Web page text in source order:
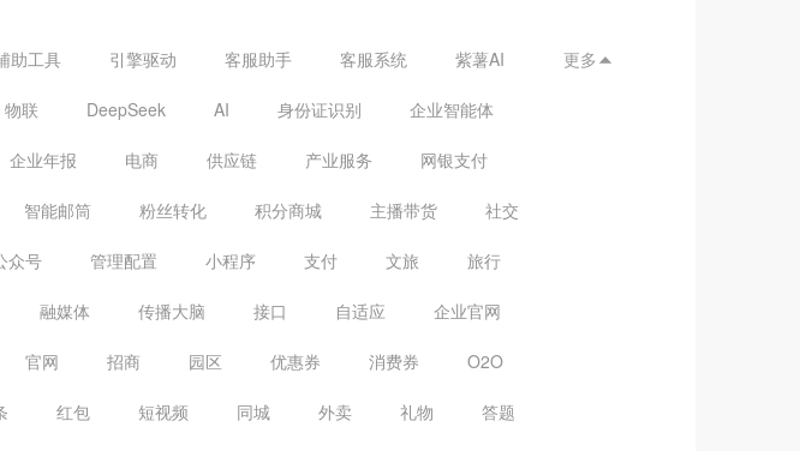
助工具 引擎驱动 客服助手 客服系统 紫薯AI
物联 DeepSeek AI 身份证识别 企业智能体
企业年报 电商 供应链 产业服务 网银支付
智能邮筒 粉丝转化 积分商城 主播带货 社交
众号 管理配置 小程序 支付 文旅 旅行
融媒体 传播大脑 接口 自适应 企业官网
官网 招商 园区 优惠券 消费券 O2O
红包 短视频 同城 外卖 礼物 答题
更多 